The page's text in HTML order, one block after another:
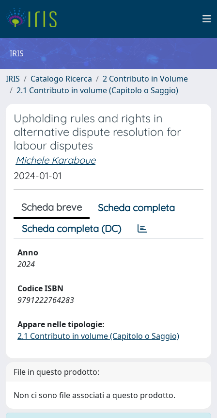
IRIS
IRIS Catalogo Ricerca
2 Contributo in Volume
2.1 Contributo in volume (Capitolo o Saggio)
Upholding rules and rights in
alternative dispute resolution for
labour disputes
Michele Karaboue
2024-01-01
Scheda breve
Scheda completa
Scheda completa (DC)
Anno
2024
Codice ISBN
9791222764283
Appare nelle tipologie:
2.1 Contributo in volume (Capitolo o Saggio)
File in questo prodotto:
Non ci sono file associati a questo prodotto.